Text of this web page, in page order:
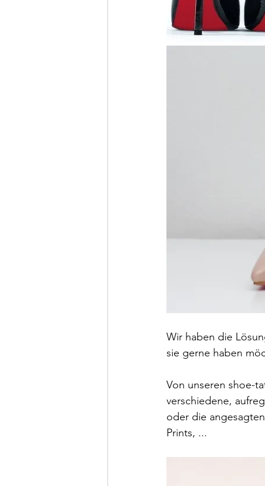
Wir haben die
sie gerne haben
Von unseren shoe-
verschiedene,
oder die
Prints, ...